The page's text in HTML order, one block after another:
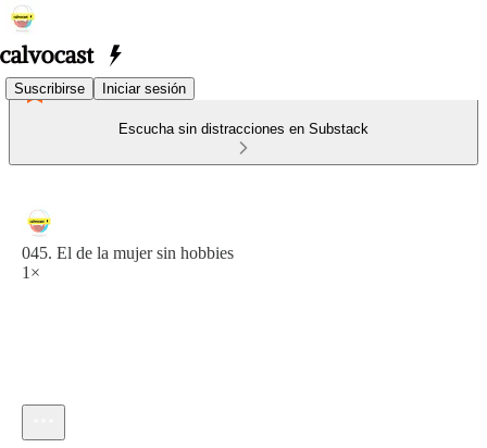
Suscribirse Iniciar sesión
Escucha sin distracciones en Substack
045. El de la mujer sin hobbies
1×